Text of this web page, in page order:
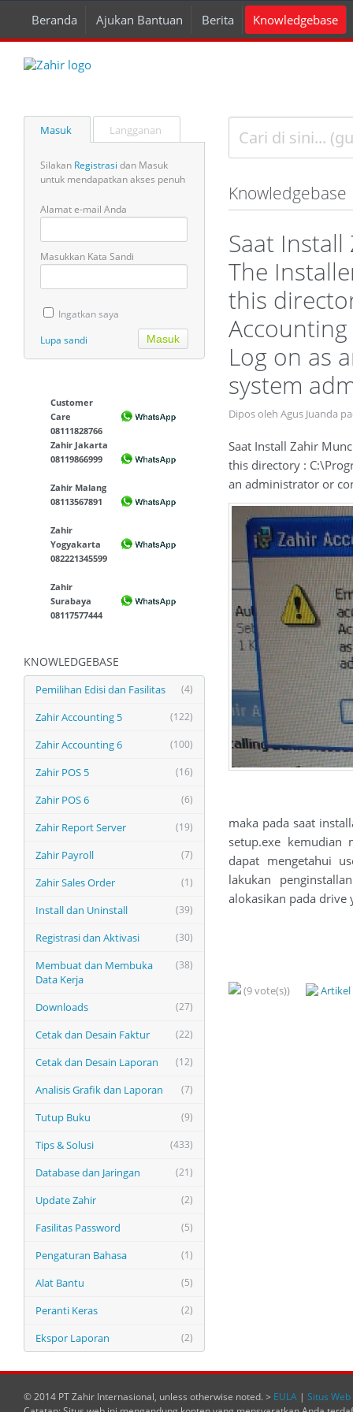
Beranda Ajukan Bantuan Berita Knowledgebase
Masuk Langganan
Silakan Registrasi dan Masuk
untuk mendapatkan akses penuh
Alamat e-mail Anda
Masukkan Kata Sandi
Ingatkan saya
Lupa sandi
Customer
Care
08111828766
Zahir Jakarta
08119866999
Zahir Malang
08113567891
Zahir
Yogyakarta
082221345599
Zahir
Surabaya
08117577444
KNOWLEDGEBASE
(4)
Pemilihan Edisi dan Fasilitas
(122)
Zahir Accounting 5
(100)
Zahir Accounting 6
(16)
Zahir POS 5
(6)
Zahir POS 6
(19)
Zahir Report Server
(7)
Zahir Payroll
(1)
Zahir Sales Order
(39)
Install dan Uninstall
(30)
Registrasi dan Aktivasi
(38)
Membuat dan Membuka
Data Kerja
(27)
Downloads
(22)
Cetak dan Desain Faktur
(12)
Cetak dan Desain Laporan
(7)
Analisis Grafik dan Laporan
(9)
Tutup Buku
(433)
Tips & Solusi
(21)
Database dan Jaringan
(2)
Update Zahir
(5)
Fasilitas Password
(1)
Pengaturan Bahasa
(5)
Alat Bantu
(2)
Peranti Keras
(2)
Ekspor Laporan
Knowledgebase
Saat
The
this
Log on as
system
Dipos oleh Agus Juanda
Saat Install Zahir
this directory :
an administrator or
maka pada saat
setup.exe kemudian
dapat mengetahui
lakukan
alokasikan pada drive
(9 vote(s))
© 2014 PT Zahir Internasional, unless otherwise noted. > EULA | Situs